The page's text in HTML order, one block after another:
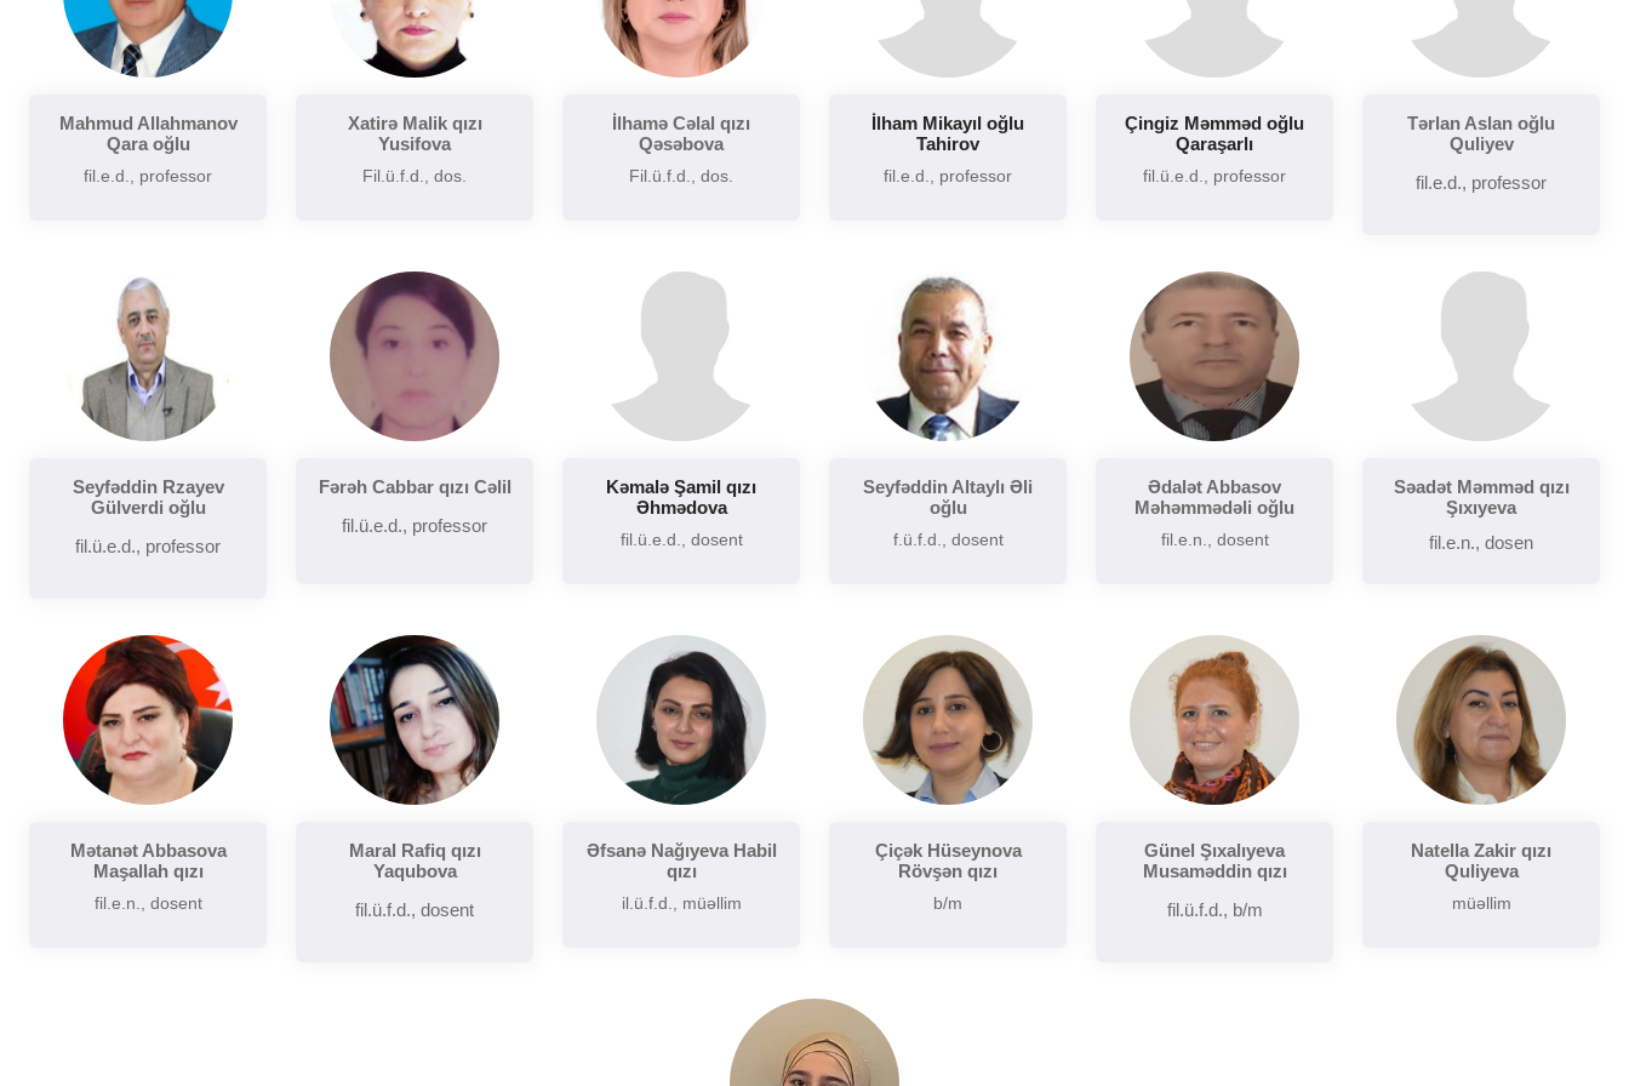
Şərq və Qərb ədəbiyyatının müqayisəli təhlili
Sintaksisin aktual problemləri
Sosial və psixoloji dilçiliyin aktual problemləri
Tarixi poetika
Mahmud Allahmanov
Qara oğlu
fil.e.d., professor
Xatirə Malik qızı
Yusifova
Fil.ü.f.d., dos.
İlhamə Cəlal qızı
Qəsəbova
Fil.ü.f.d., dos.
İlham Mikayıl oğlu
Tahirov
fil.e.d., professor
Çingiz Məmməd oğlu
Qaraşarlı
fil.ü.e.d., professor
Tərlan Aslan oğlu
Quliyev
fil.e.d., professor
Seyfəddin Rzayev
Gülverdi oğlu
fil.ü.e.d., professor
Fərəh Cabbar qızı Cəlil
fil.ü.e.d., professor
Kəmalə Şamil qızı
Əhmədova
fil.ü.e.d., dosent
Seyfəddin Altaylı Əli
oğlu
f.ü.f.d., dosent
Ədalət Abbasov
Məhəmmədəli oğlu
fil.e.n., dosent
Səadət Məmməd qızı
Şıxıyeva
fil.e.n., dosen
Mətanət Abbasova
Maşallah qızı
fil.e.n., dosent
Maral Rafiq qızı
Yaqubova
fil.ü.f.d., dosent
Əfsanə Nağıyeva Habil
qızı
il.ü.f.d., müəllim
Çiçək Hüseynova
Rövşən qızı
b/m
Günel Şıxalıyeva
Musaməddin qızı
fil.ü.f.d., b/m
Natella Zakir qızı
Quliyeva
müəllim